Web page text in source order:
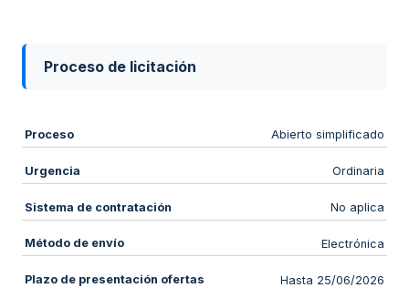
Proceso de licitación
Proceso Abierto simplificado
Urgencia Ordinaria
Sistema de contratación No aplica
Método de envío Electrónica
Plazo de presentación ofertas Hasta 25/06/2026